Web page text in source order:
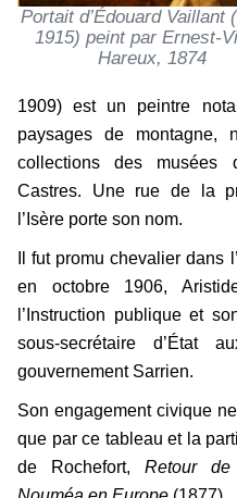
Portait d’Édouard Vaillant
1915) peint par Ernest-
Hareux, 1874
1909) est un peintre
paysages de montagne,
collections des musées
Castres. Une rue de la
l’Isère porte son nom.
Il fut promu chevalier dans
en octobre 1906,
l’Instruction publique et
sous-secrétaire d’État
gouvernement Sarrien.
Son engagement civique
que par ce tableau et la
de Rochefort, Retour